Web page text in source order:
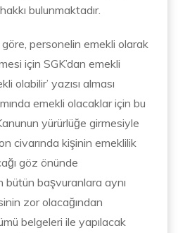
bulunmaktadır.
personelin emekli olarak
için SGK’dan emekli
olabilir’ yazısı alması
emekli olacaklar için bu
yürürlüğe girmesiyle
civarında kişinin emeklilik
göz önünde
bütün başvuranlara aynı
zor olacağından
belgeleri ile yapılacak